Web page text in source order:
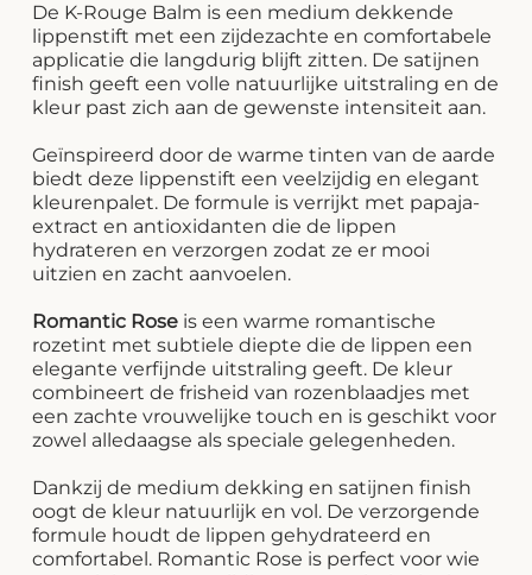
De K-Rouge Balm is een medium dekkende
lippenstift met een zijdezachte en comfortabele
applicatie die langdurig blijft zitten. De satijnen
finish geeft een volle natuurlijke uitstraling en de
kleur past zich aan de gewenste intensiteit aan.
Geïnspireerd door de warme tinten van de aarde
biedt deze lippenstift een veelzijdig en elegant
kleurenpalet. De formule is verrijkt met papaja-
extract en antioxidanten die de lippen
hydrateren en verzorgen zodat ze er mooi
uitzien en zacht aanvoelen.
Romantic Rose is een warme romantische
rozetint met subtiele diepte die de lippen een
elegante verfijnde uitstraling geeft. De kleur
combineert de frisheid van rozenblaadjes met
een zachte vrouwelijke touch en is geschikt voor
zowel alledaagse als speciale gelegenheden.
Dankzij de medium dekking en satijnen finish
oogt de kleur natuurlijk en vol. De verzorgende
formule houdt de lippen gehydrateerd en
comfortabel. Romantic Rose is perfect voor wie